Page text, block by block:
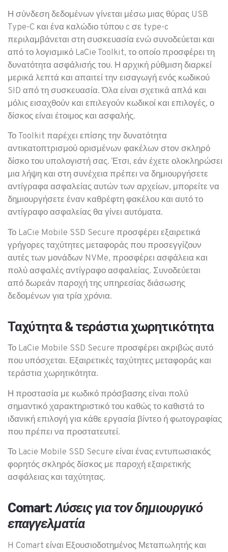
Η σύνδεση δεδομένων γίνεται μέσω μιας θύρας USB
Type-C και ένα καλώδιο τύπου c σε type-c
περιλαμβάνεται στη συσκευασία ενώ συνοδεύεται και
από το λογισμικό LaCie Toolkit, το οποίο προσφέρει τη
δυνατότητα ασφάλισής του. Η αρχική ρύθμιση διαρκεί
μερικά λεπτά και απαιτεί την εισαγωγή ενός κωδικού
SID από τη συσκευασία. Όλα είναι σχετικά απλά και
μόλις εισαχθούν και επιλεγούν κωδικοί και επιλογές, ο
δίσκος είναι έτοιμος και ασφαλής.
Το Toolkit παρέχει επίσης την δυνατότητα
αντικατοπτρισμού ορισμένων φακέλων στον σκληρό
δίσκο του υπολογιστή σας. Έτσι, εάν έχετε ολοκληρώσει
μια λήψη και στη συνέχεια πρέπει να δημιουργήσετε
αντίγραφα ασφαλείας αυτών των αρχείων, μπορείτε να
δημιουργήσετε έναν καθρέφτη φακέλου και αυτό το
αντίγραφο ασφαλείας θα γίνει αυτόματα.
Το LaCie Mobile SSD Secure προσφέρει εξαιρετικά
γρήγορες ταχύτητες μεταφοράς που προσεγγίζουν
αυτές των μονάδων NVMe, προσφέρει ασφάλεια και
πολύ ασφαλές αντίγραφο ασφαλείας. Συνοδεύεται
από δωρεάν παροχή της υπηρεσίας διάσωσης
δεδομένων για τρία χρόνια.
Ταχύτητα & τεράστια χωρητικότητα
Το LaCie Mobile SSD Secure προσφέρει ακριβώς αυτό
που υπόσχεται. Εξαιρετικές ταχύτητες μεταφοράς και
τεράστια χωρητικότητα.
Η προστασία με κωδικό πρόσβασης είναι πολύ
σημαντικό χαρακτηριστικό του καθώς το καθιστά το
ιδανική επιλογή για κάθε εργασία βίντεο ή φωτογραφίας
που πρέπει να προστατευτεί.
Το Lacie Mobile SSD Secure είναι ένας εντυπωσιακός
φορητός σκληρός δίσκος με παροχή εξαιρετικής
ασφάλειας και ταχύτητας.
Comart:Λύσεις για τον δημιουργικό
επαγγελματία
H Comart είναι Εξουσιοδοτημένος Μεταπωλητής και